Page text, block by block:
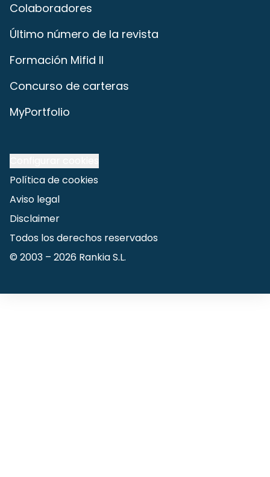
Colaboradores
Último número de la revista
Formación Mifid II
Concurso de carteras
MyPortfolio
Política de cookies
Aviso legal
Disclaimer
Todos los derechos reservados
© 2003 – 2026 Rankia S.L.